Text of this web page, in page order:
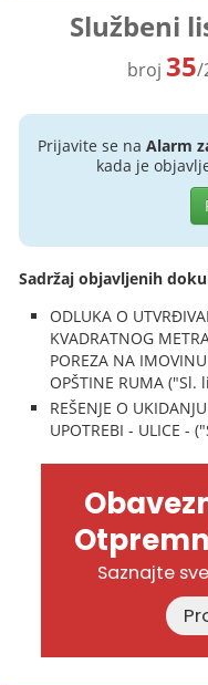
Službeni
broj 35/
Prijavite se na Alarm
kada je
Sadržaj objavljenih
ODLUKA O
KVADRATNOG
POREZA NA
OPŠTINE RUMA
REŠENJE O
UPOTREBI - ULICE
Saznajte